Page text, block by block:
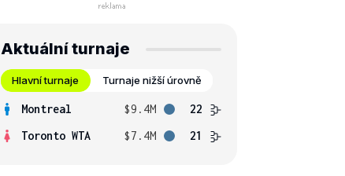
Aktuální turnaje
Hlavní turnaje Turnaje nižší úrovně
Montreal $9.4M
22
Toronto WTA
$7.4M 21